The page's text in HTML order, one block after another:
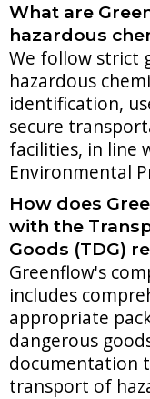
What are
hazardous
We follow strict
hazardous
identification,
secure
facilities, in line
Environmental
How does
with the
Goods (TDG)
Greenflow's
includes
appropriate
dangerous
documentation
transport of